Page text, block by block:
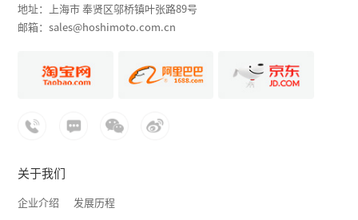
地址：上海市 奉贤区邬桥镇叶张路89号
邮箱：sales@hoshimoto.com.cn
关于我们
企业介绍 发展历程